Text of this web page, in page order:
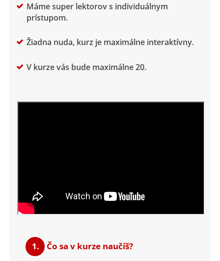
Máme super lektorov s individuálnym
prístupom.
Žiadna nuda, kurz je maximálne interaktívny.
V kurze vás bude maximálne 20.
1. Čo sa v kurze naučíš?